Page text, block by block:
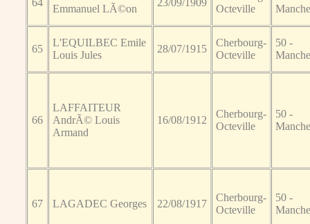
Emmanuel LÃ©on
Octeville
Manche
65
L'EQUILBEC Emile
Louis Jules
28/07/1915
Cherbourg-
Octeville
50 -
Manche
66
LAFFAITEUR
AndrÃ© Louis
Armand
16/08/1912
Cherbourg-
Octeville
50 -
Manche
67 LAGADEC Georges 22/08/1917
Cherbourg-
Octeville
50 -
Manche